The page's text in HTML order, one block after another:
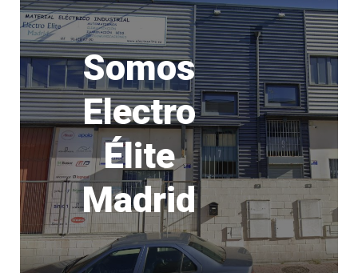
Somos
Electro
Élite
Madrid